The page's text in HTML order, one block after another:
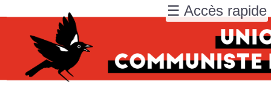
☰ Accès rapide